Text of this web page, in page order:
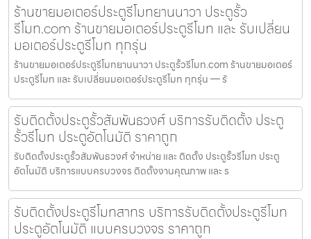
ร้านขายมอเตอร์ประตูรีโมทยานนาวา ประตูรั้ว
รีโมท.com ร้านขายมอเตอร์ประตูรีโมท และ รับเปลี่ยน
มอเตอร์ประตูรีโมท ทุกรุ่น
ร้านขายมอเตอร์ประตูรีโมทยานนาวา ประตูรั้วรีโมท.com ร้านขายมอเตอร์
ประตูรีโมท และ รับเปลี่ยนมอเตอร์ประตูรีโมท ทุกรุ่น — รั
รับติดตั้งประตูรั้วสัมพันธวงศ์ บริการรับติดตั้ง ประตู
รั้วรีโมท ประตูอัตโนมัติ ราคาถูก
รับติดตั้งประตูรั้วสัมพันธวงศ์ จำหน่าย และ ติดตั้ง ประตูรั้วรีโมท ประตู
อัตโนมัติ บริการแบบครบวงจร ติดตั้งงานคุณภาพ และ ร
รับติดตั้งประตูรีโมทสาทร บริการรับติดตั้งประตูรีโมท
ประตูอัตโนมัติ แบบครบวงจร ราคาถูก